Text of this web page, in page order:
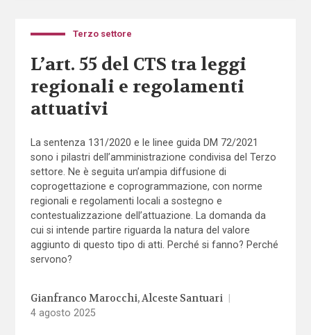
Terzo settore
L’art. 55 del CTS tra leggi
regionali e regolamenti
attuativi
La sentenza 131/2020 e le linee guida DM 72/2021
sono i pilastri dell’amministrazione condivisa del Terzo
settore. Ne è seguita un’ampia diffusione di
coprogettazione e coprogrammazione, con norme
regionali e regolamenti locali a sostegno e
contestualizzazione dell’attuazione. La domanda da
cui si intende partire riguarda la natura del valore
aggiunto di questo tipo di atti. Perché si fanno? Perché
servono?
Gianfranco Marocchi Alceste Santuari
4 agosto 2025